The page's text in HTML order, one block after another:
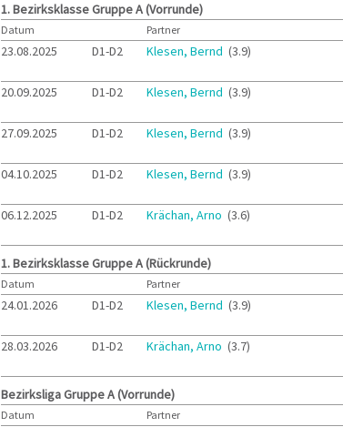
1. Bezirksklasse Gruppe A (Vorrunde)
Datum Partner
23.08.2025 D1-D2 Klesen, Bernd (3.9)
20.09.2025 D1-D2 Klesen, Bernd (3.9)
27.09.2025 D1-D2 Klesen, Bernd (3.9)
04.10.2025 D1-D2 Klesen, Bernd (3.9)
06.12.2025 D1-D2 Krächan, Arno (3.6)
1. Bezirksklasse Gruppe A (Rückrunde)
Datum Partner
24.01.2026 D1-D2 Klesen, Bernd (3.9)
28.03.2026 D1-D2 Krächan, Arno (3.7)
Bezirksliga Gruppe A (Vorrunde)
Datum Partner